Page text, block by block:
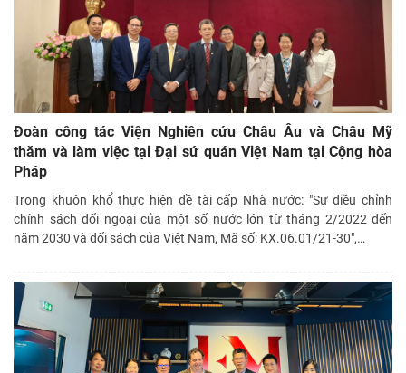
Đoàn công tác Viện Nghiên cứu Châu Âu và Châu Mỹ
thăm và làm việc tại Đại sứ quán Việt Nam tại Cộng hòa
Pháp
Trong khuôn khổ thực hiện đề tài cấp Nhà nước: "Sự điều chỉnh
chính sách đối ngoại của một số nước lớn từ tháng 2/2022 đến
năm 2030 và đối sách của Việt Nam, Mã số: KX.06.01/21-30",…